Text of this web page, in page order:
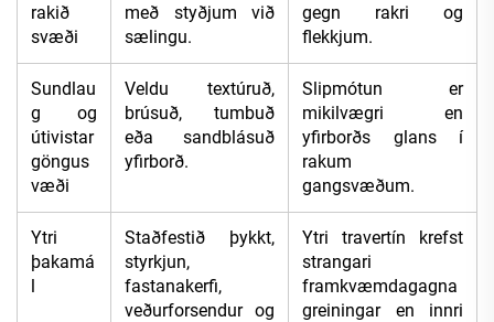
rakið
svæði
með styðjum við
sælingu.
gegn rakri og
flekkjum.
Sundlau
g og
útivistar
göngus
væði
Veldu textúruð,
brúsuð, tumbuð
eða sandblásuð
yfirborð.
Slipmótun er
mikilvægri en
yfirborðs glans í
rakum
gangsvæðum.
Ytri
þakamá
l
Staðfestið þykkt,
styrkjun,
fastanakerfi,
veðurforsendur og
Ytri travertín krefst
strangari
framkvæmdagagna
greiningar en innri